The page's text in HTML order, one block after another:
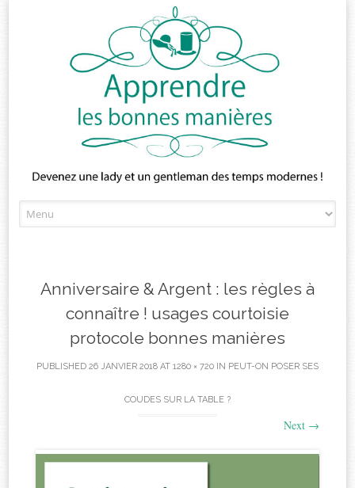
to
Anniversaire & Argent : les règles à
connaître ! usages courtoisie
protocole bonnes manières
PUBLISHED 26 JANVIER 2018 AT 1280 × 720 IN PEUT-ON POSER SES
COUDES SUR LA TABLE ?
Next →